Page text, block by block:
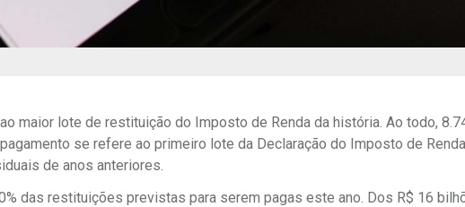
maior lote de restituição do Imposto de Renda da história. Ao todo,
se refere ao primeiro lote da Declaração do Imposto de Renda
de anos anteriores.
das restituições previstas para serem pagas este ano. Dos R$ 16